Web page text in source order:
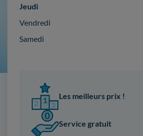
Jeudi
Vendredi
Samedi
Les meilleurs prix !
Service gratuit